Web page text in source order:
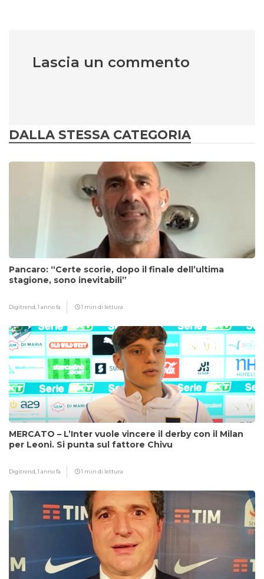
Lascia un commento
DALLA STESSA CATEGORIA
Pancaro: “Certe scorie, dopo il finale dell’ultima
stagione, sono inevitabili”
Digitrend,1 anno fa 1 min di lettura
MERCATO – L’Inter vuole vincere il derby con il Milan
per Leoni. Si punta sul fattore Chivu
Digitrend,1 anno fa 1 min di lettura